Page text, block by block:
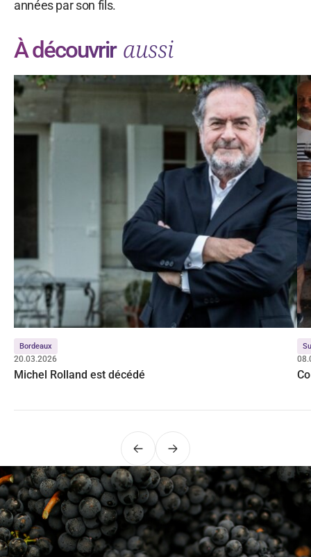
années par son fils.
À découvrir aussi
Bordeaux
20.03.2026
Michel Rolland est décédé
PrécédentSuivant